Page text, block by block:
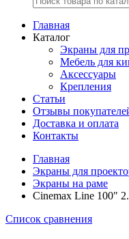
Главная
Каталог
Экраны для
Mебель для
Аксессуары
Крепления
Статьи
Отзывы
Доставка и оплата
Контакты
Главная
Экраны для
Экраны на раме
Cinemax Line 100"
Список сравнения